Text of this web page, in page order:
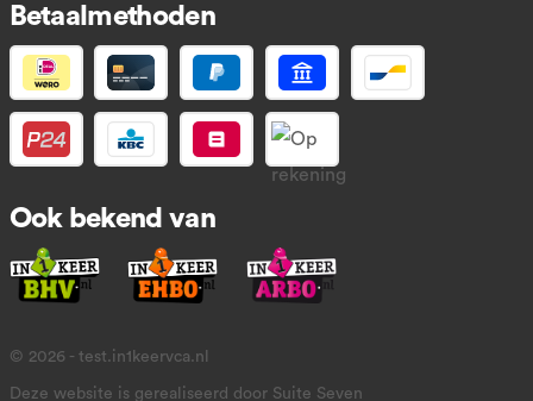
Betaalmethoden
Ook bekend van
© 2026 - test.in1keervca.nl
Deze website is gerealiseerd door Suite Seven